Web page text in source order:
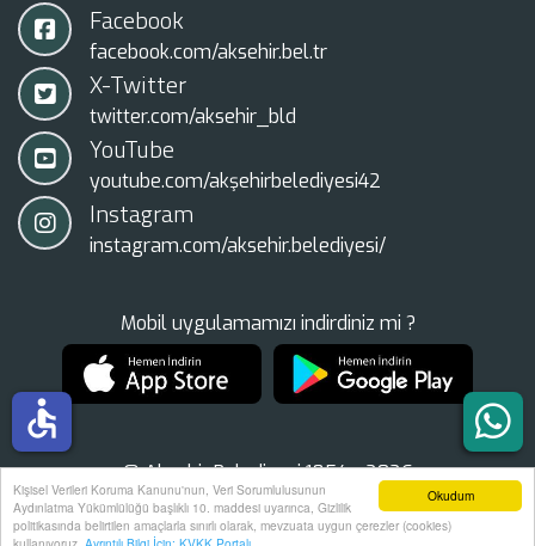
Okudum
Kişisel Verileri Koruma Kanunu'nun, Veri Sorumlulusunun
Aydınlatma Yükümlülüğü başlıklı 10. maddesi uyarınca, Gizlilik
politikasında belirtilen amaçlarla sınırlı olarak, mevzuata uygun çerezler (cookies)
Facebook
facebook.com/aksehir.bel.tr
X-Twitter
twitter.com/aksehir_bld
YouTube
youtube.com/akşehirbelediyesi42
Instagram
instagram.com/aksehir.belediyesi/
Mobil uygulamamızı indirdiniz mi ?
© Akşehir Belediyesi 1854 - 2026
Tüm Hakları Saklıdır.
accessible